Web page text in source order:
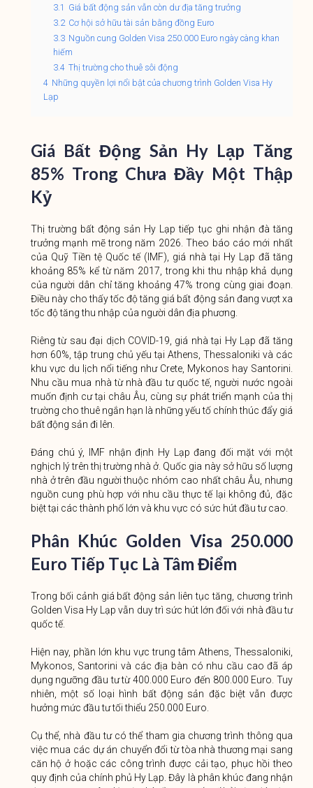
3.1 Giá bất động sản vẫn còn dư địa tăng trưởng
3.2 Cơ hội sở hữu tài sản bằng đồng Euro
3.3 Nguồn cung Golden Visa 250.000 Euro ngày càng khan
hiếm
3.4 Thị trường cho thuê sôi động
4 Những quyền lợi nổi bật của chương trình Golden Visa Hy
Lạp
Giá Bất Động Sản Hy Lạp Tăng
85% Trong Chưa Đầy Một Thập
Kỷ
Thị trường bất động sản Hy Lạp tiếp tục ghi nhận đà tăng
trưởng mạnh mẽ trong năm 2026. Theo báo cáo mới nhất
của Quỹ Tiền tệ Quốc tế (IMF), giá nhà tại Hy Lạp đã tăng
khoảng 85% kể từ năm 2017, trong khi thu nhập khả dụng
của người dân chỉ tăng khoảng 47% trong cùng giai đoạn.
Điều này cho thấy tốc độ tăng giá bất động sản đang vượt xa
tốc độ tăng thu nhập của người dân địa phương.
Riêng từ sau đại dịch COVID-19, giá nhà tại Hy Lạp đã tăng
hơn 60%, tập trung chủ yếu tại Athens, Thessaloniki và các
khu vực du lịch nổi tiếng như Crete, Mykonos hay Santorini.
Nhu cầu mua nhà từ nhà đầu tư quốc tế, người nước ngoài
muốn định cư tại châu Âu, cùng sự phát triển mạnh của thị
trường cho thuê ngắn hạn là những yếu tố chính thúc đẩy giá
bất động sản đi lên.
Đáng chú ý, IMF nhận định Hy Lạp đang đối mặt với một
nghịch lý trên thị trường nhà ở. Quốc gia này sở hữu số lượng
nhà ở trên đầu người thuộc nhóm cao nhất châu Âu, nhưng
nguồn cung phù hợp với nhu cầu thực tế lại không đủ, đặc
biệt tại các thành phố lớn và khu vực có sức hút đầu tư cao.
Phân Khúc Golden Visa 250.000
Euro Tiếp Tục Là Tâm Điểm
Trong bối cảnh giá bất động sản liên tục tăng, chương trình
Golden Visa Hy Lạp vẫn duy trì sức hút lớn đối với nhà đầu tư
quốc tế.
Hiện nay, phần lớn khu vực trung tâm Athens, Thessaloniki,
Mykonos, Santorini và các địa bàn có nhu cầu cao đã áp
dụng ngưỡng đầu tư từ 400.000 Euro đến 800.000 Euro. Tuy
nhiên, một số loại hình bất động sản đặc biệt vẫn được
hưởng mức đầu tư tối thiểu 250.000 Euro.
Cụ thể, nhà đầu tư có thể tham gia chương trình thông qua
việc mua các dự án chuyển đổi từ tòa nhà thương mại sang
căn hộ ở hoặc các công trình được cải tạo, phục hồi theo
quy định của chính phủ Hy Lạp. Đây là phân khúc đang nhận